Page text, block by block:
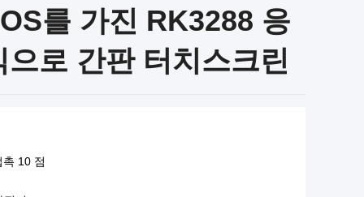
를 가진 RK3288 응
로 간판 터치스크린
촉 10 점